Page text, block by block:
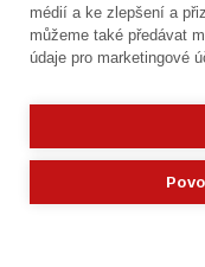
©
Blanka
médií a ke zlepšení a
můžeme také předávat
údaje pro marketingové